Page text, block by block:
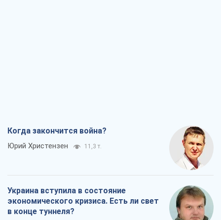
Когда закончится война?
Юрий Христензен 11,3 т.
Украина вступила в состояние
экономического кризиса. Есть ли свет
в конце туннеля?